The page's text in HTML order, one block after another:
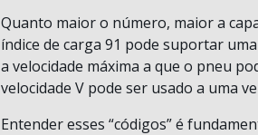
Quanto maior o número, maior a
índice de carga 91 pode suportar
a velocidade máxima a que o pneu
velocidade V pode ser usado a uma
Entender esses “códigos” é